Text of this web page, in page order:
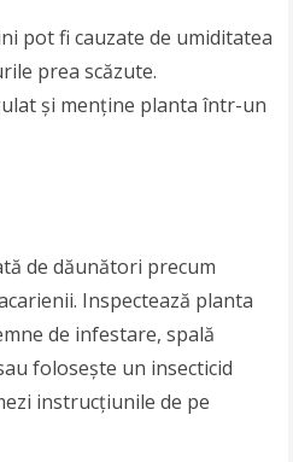
pot fi cauzate de umiditatea
prea scăzute.
și menține planta într-un
de dăunători precum
Inspectează planta
de infestare, spală
folosește un insecticid
instrucțiunile de pe